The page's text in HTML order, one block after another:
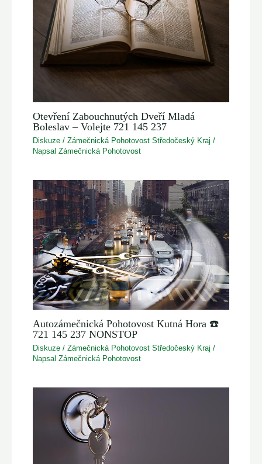
Otevření Zabouchnutých Dveří Mladá
Boleslav – Volejte 721 145 237
Diskuze /Zámečnická Pohotovost Středočeský Kraj /
NapsalZámečnická Pohotovost
Autozámečnická Pohotovost Kutná Hora ☎️
721 145 237 NONSTOP
Diskuze /Zámečnická Pohotovost Středočeský Kraj /
NapsalZámečnická Pohotovost